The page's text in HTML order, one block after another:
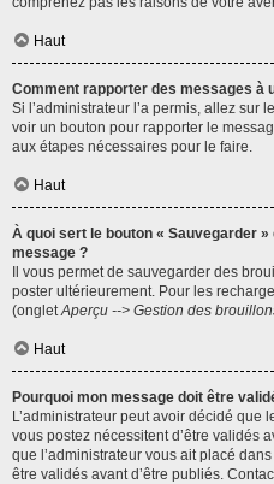
Haut
Comment rapporter des messages à
Si l’administrateur l’a permis, allez sur
voir un bouton pour rapporter le
aux étapes nécessaires pour le faire.
Haut
À quoi sert le bouton « Sauvegarder
message ?
Il vous permet de sauvegarder des
poster ultérieurement. Pour les
(ongletAperçu --> Gestion des
Haut
Pourquoi mon message doit être
L’administrateur peut avoir décidé que
vous postez nécessitent d’être validés
que l’administrateur vous ait placé
être validés avant d’être publiés.